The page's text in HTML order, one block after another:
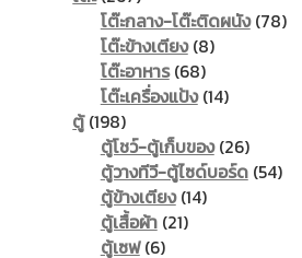
products
โต๊ะกลาง-โต๊ะติดผนัง 7878
โต๊ะข้างเตียง 88
โต๊ะอาหาร 6868
products
โต๊ะเครื่องแป้ง 1414
ตู้ 198198
products
ตู้โชว์-ตู้เก็บของ 2626
products
ตู้วางทีวี-ตู้ไซด์บอร์ด 5454
ตู้ข้างเตียง 1414
ตู้เสื้อผ้า 2121
ตู้เซฟ 66